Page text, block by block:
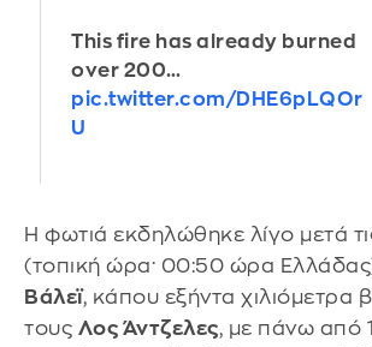
This fire has already burned
over 200…
pic.twitter.com/DHE6pLQOr
U
Η φωτιά εκδηλώθηκε λίγο μετά
(τοπική ώρα· 00:50 ώρα
Βάλεϊ, κάπου εξήντα χιλιόμετρα
τους Λος Άντζελες, με πάνω από